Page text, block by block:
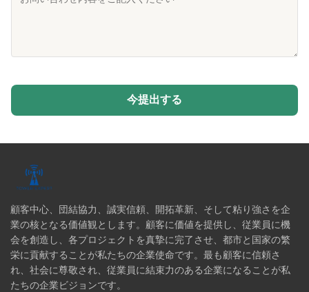
今提出する
顧客中心、団結協力、誠実信頼、開拓革新、そして粘り強さを企
業の核となる価値観とします。顧客に価値を提供し、従業員に機
会を創造し、各プロジェクトを真摯に完了させ、都市と国家の繁
栄に貢献することが私たちの企業使命です。最も顧客に信頼さ
れ、社会に尊敬され、従業員に結束力のある企業になることが私
たちの企業ビジョンです。